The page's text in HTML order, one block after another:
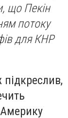
що Пекін
потоку
для КНР